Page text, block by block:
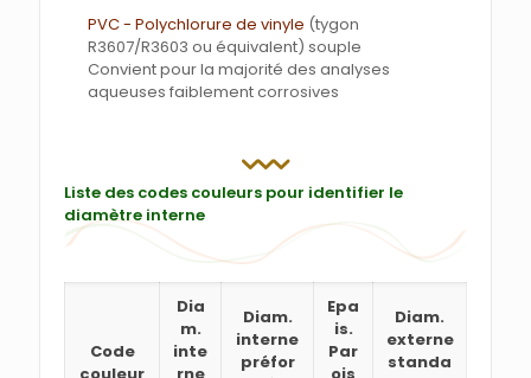
PVC - Polychlorure de vinyle (tygon
R3607/R3603 ou équivalent) souple
Convient pour la majorité des analyses
aqueuses faiblement corrosives
Liste des codes couleurs pour identifier le
diamètre interne
Code
Dia
m.
inte
Diam.
interne
préfor
Epa
is.
Par
Diam.
externe
standa